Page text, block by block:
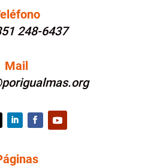
248-6437
Mail
Facebook